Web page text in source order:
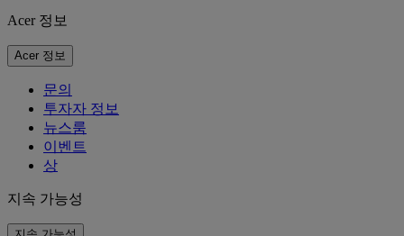
Acer 정보
Acer 정보
문의
투자자 정보
뉴스룸
이벤트
상
지속 가능성